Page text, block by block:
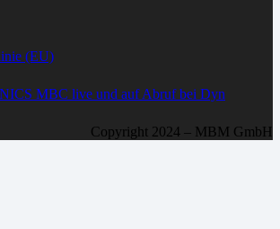
(EU)
MBC live und auf Abruf bei Dyn
Copyright 2024 – MBM GmbH